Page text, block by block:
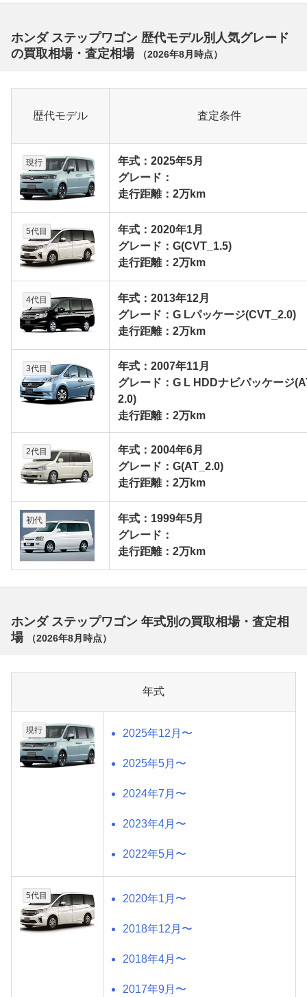
ホンダ ステップワゴン 歴代モデル別人気グレード
の買取相場・査定相場
（2026年8月 時点）
歴代モデル 査定条件
現行
年式：2025年5月
グレード：
走行距離：2万km
5代目
年式：2020年1月
グレード：G(CVT_1.5)
走行距離：2万km
4代目
年式：2013年12月
グレード：G Lパッケージ(CVT_2.0)
走行距離：2万km
3代目
年式：2007年11月
グレード：G L HDDナビパッケージ
2.0)
走行距離：2万km
2代目
年式：2004年6月
グレード：G(AT_2.0)
走行距離：2万km
初代
年式：1999年5月
グレード：
走行距離：2万km
ホンダ ステップワゴン 年式別の買取相場・査定相
場
（2026年8月 時点）
年式
現行 2025年12月〜
2025年5月〜
2024年7月〜
2023年4月〜
2022年5月〜
5代目 2020年1月〜
2018年12月〜
2018年4月〜
2017年9月〜